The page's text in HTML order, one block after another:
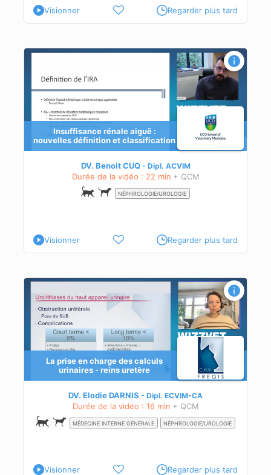
Visionner Regarder plus tard
Insuffisance rénale aiguë :
nouvelles définition et classification
DV. Benoit CUQ Dipl. ACVIM
Durée de la vidéo : 22 min + QCM
NÉPHROLOGIE/UROLOGIE
Visionner Regarder plus tard
La prise en charge des calculs
urinaires - reins uretère
DV. Elodie DARNIS Dipl. ECVIM-CA
Durée de la vidéo : 16 min + QCM
MÉDECINE INTERNE GÉNÉRALE NÉPHROLOGIE/UROLOGIE
Visionner Regarder plus tard